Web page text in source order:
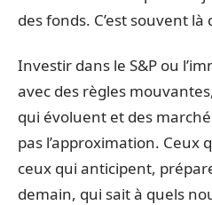
des fonds. C’est souvent
Investir dans le S&P ou
avec des règles
qui évoluent et des
pas l’approximation. Ceux
ceux qui anticipent,
demain, qui sait à quels